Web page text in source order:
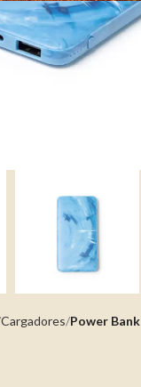
Cargadores Power Bank